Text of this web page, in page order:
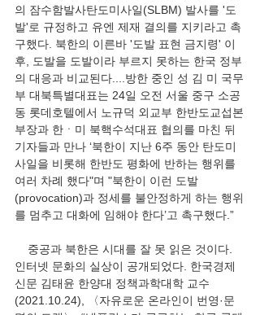
의 잠수함발사탄도미사일(SLBM) 발사를 '도
발'로 규정하고 유엔 제재 결의를 지키라고 촉
구했다. 북한의 이른바 '도발 표현 금지령' 이
후, 도발을 도발이라 부르지 못하는 한국 정부
의 대응과 비교된다....방한 중인 성 김 미 국무
부 대북특별대표는 24일 오전 서울 중구 소공
동 롯데호텔에서 노규덕 외교부 한반도교섭본
부장과 한ㆍ미 북핵수석대표 협의를 마친 뒤
기자들과 만나 ‘북한이 지난 6주 동안 탄도미
사일을 비롯해 한반도 평화에 반하는 행위를
여러 차례 했다"며 "북한이 이런 도발
(provocation)과 정세를 불안정하게 하는 행위
를 멈추고 대화에 임해야 한다’고 촉구했다.”
인터넷 문화의 실상이 공개되었다. 한국경제
신문 김태윤 한양대 정책과학대학 교수
(2021.10.24), 〈자유로운 온라인이 번영·문